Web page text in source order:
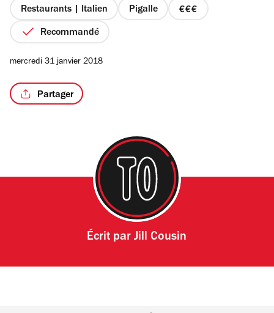
Restaurants | Italien Pigalle
prix
Recommandé
mercredi 31 janvier 2018
Partager
Écrit parJill Cousin